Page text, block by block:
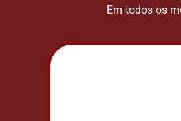
Em todos os